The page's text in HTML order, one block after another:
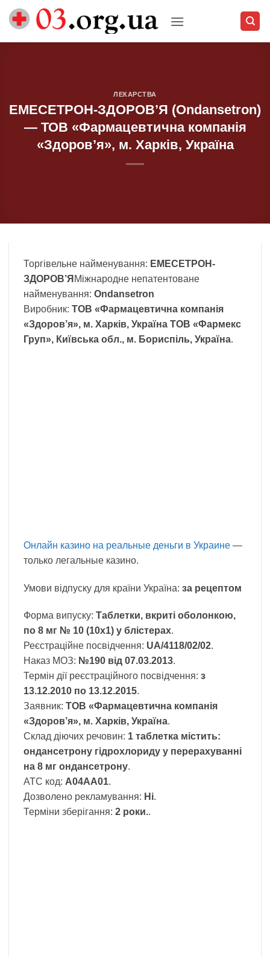
Skip
ЛЕКАРСТВА
ЕМЕСЕТРОН-ЗДОРОВ’Я (Ondansetron)
— ТОВ «Фармацевтична компанія
«Здоров’я», м. Харків, Україна
Торгівельне найменування: ЕМЕСЕТРОН-
ЗДОРОВ’Я Міжнародне непатентоване
найменування: Ondansetron
Виробник: ТОВ «Фармацевтична компанія
«Здоров’я», м. Харків, Україна ТОВ «Фармекс
Груп», Київська обл., м. Бориспіль, Україна.
Онлайн казино на реальные деньги в Украине —
только легальные казино.
Умови відпуску для країни Україна: за рецептом
Форма випуску: Таблетки, вкриті оболонкою,
по 8 мг № 10 (10х1) у блістерах.
Реєстраційне посвідчення: UA/4118/02/02.
Наказ МОЗ: №190 від 07.03.2013.
Термін дії реєстраційного посвідчення: з
13.12.2010 по 13.12.2015.
Заявник: ТОВ «Фармацевтична компанія
«Здоров’я», м. Харків, Україна.
Склад діючих речовин: 1 таблетка містить:
ондансетрону гідрохлориду у перерахуванні
на 8 мг ондансетрону.
АТС код: A04AA01.
Дозволено рекламування: Ні.
Терміни зберігання: 2 роки..